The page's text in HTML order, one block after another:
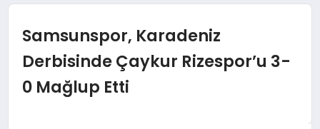
SPOR
Samsunspor, Karadeniz
Derbisinde Çaykur Rizespor’u 3-
0 Mağlup Etti